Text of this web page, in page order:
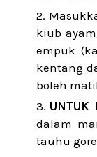
kiub
empuk
kentang
boleh
UNTUK
dalam
tauhu